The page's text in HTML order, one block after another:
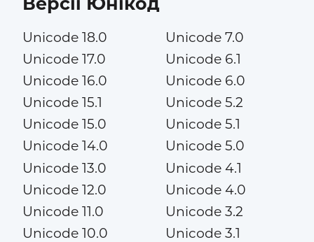
Unicode 18.0
Unicode 17.0
Unicode 16.0
Unicode 15.1
Unicode 15.0
Unicode 14.0
Unicode 13.0
Unicode 12.0
Unicode 11.0
Unicode 10.0
Unicode 7.0
Unicode 6.1
Unicode 6.0
Unicode 5.2
Unicode 5.1
Unicode 5.0
Unicode 4.1
Unicode 4.0
Unicode 3.2
Unicode 3.1